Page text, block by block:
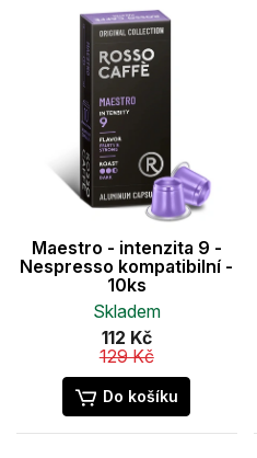
Maestro - intenzita 9 -
Nespresso kompatibilní -
10ks
Skladem
112 Kč
129 Kč
Do košíku